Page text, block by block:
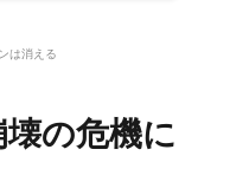
は消える
の危機に